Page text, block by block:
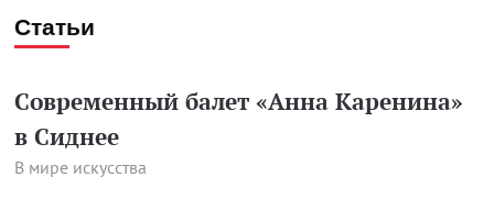
Статьи
Современный балет «Анна Каренина»
в Сиднее
В мире искусства